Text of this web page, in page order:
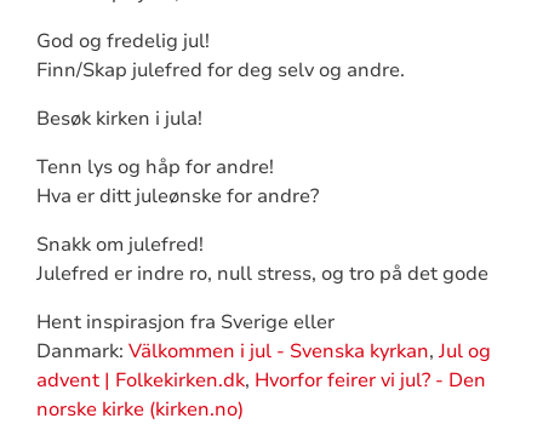
God og fredelig jul!
Finn/Skap julefred for deg selv og andre.
Besøk kirken i jula!
Tenn lys og håp for andre!
Hva er ditt juleønske for andre?
Snakk om julefred!
Julefred er indre ro, null stress, og tro på det gode
Hent inspirasjon fra Sverige eller
Danmark: Välkommen i jul - Svenska kyrkan, Jul og
advent | Folkekirken.dk, Hvorfor feirer vi jul? - Den
norske kirke (kirken.no)